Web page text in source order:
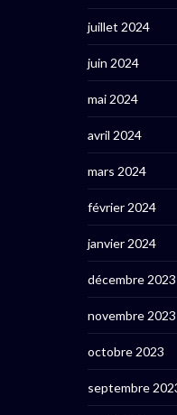
juillet 2024
juin 2024
mai 2024
avril 2024
mars 2024
février 2024
janvier 2024
décembre 2023
novembre 2023
octobre 2023
septembre